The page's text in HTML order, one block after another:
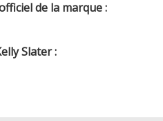
de la marque :
Slater :